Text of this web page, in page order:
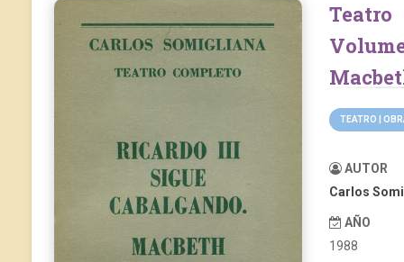
Teatro completo de Carlos Somigliana.
TEATRO |
AUTOR
Carlos
AÑO
1988